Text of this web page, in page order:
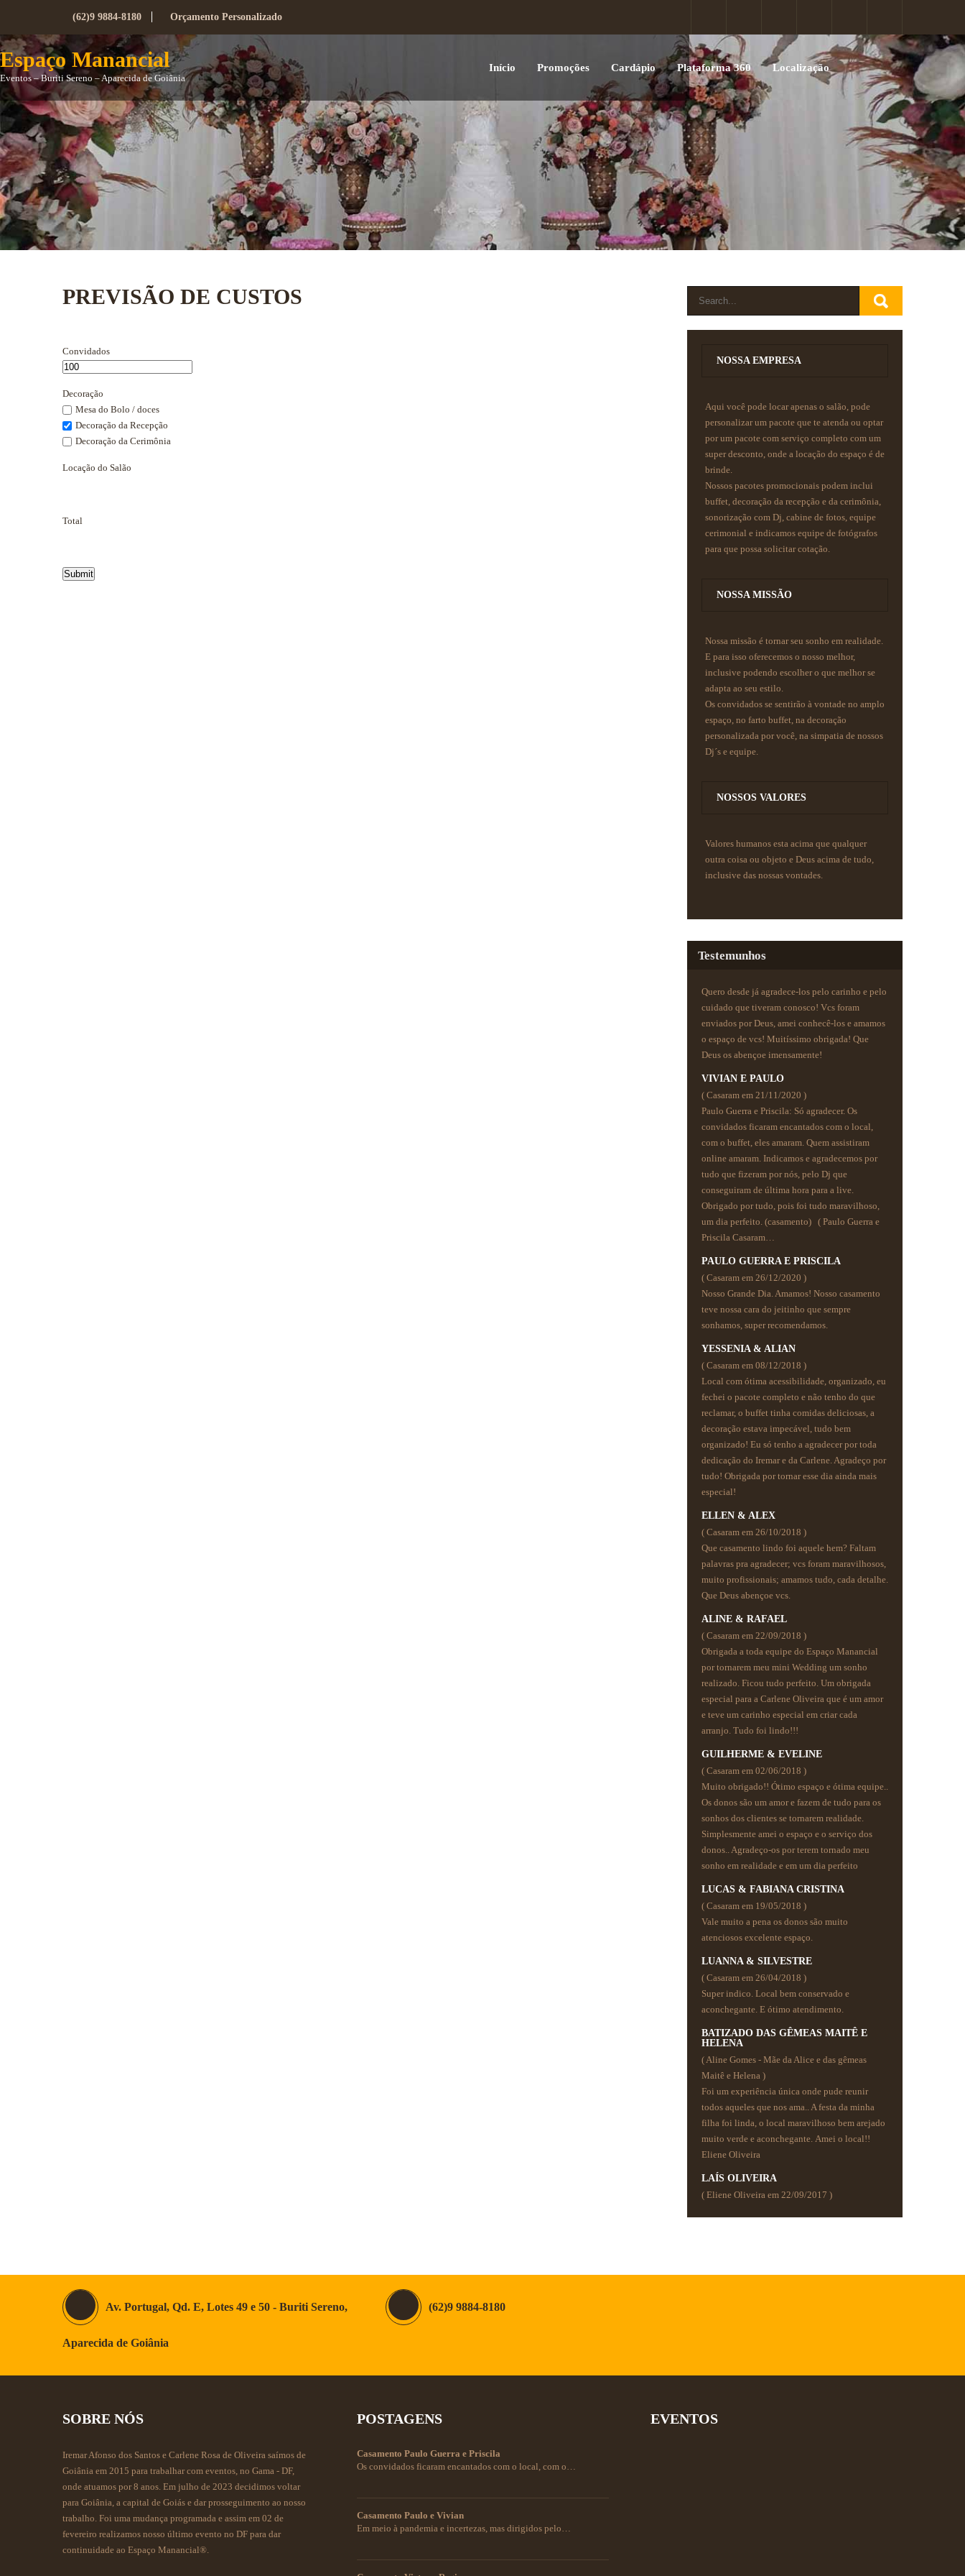
(62)9 9884-8180 Orçamento Personalizado
Espaço Manancial
Eventos – Buriti Sereno – Aparecida de Goiânia
Início Promoções Cardápio Plataforma 360 Localização
PREVISÃO DE CUSTOS
Convidados
Decoração
Mesa do Bolo / doces
Decoração da Recepção
Decoração da Cerimônia
Locação do Salão
Total
NOSSA EMPRESA
Aqui você pode locar apenas o salão, pode
personalizar um pacote que te atenda ou optar
por um pacote com serviço completo com um
super desconto, onde a locação do espaço é de
brinde.
Nossos pacotes promocionais podem inclui
buffet, decoração da recepção e da cerimônia,
sonorização com Dj, cabine de fotos, equipe
cerimonial e indicamos equipe de fotógrafos
para que possa solicitar cotação.
NOSSA MISSÃO
Nossa missão é tornar seu sonho em realidade.
E para isso oferecemos o nosso melhor,
inclusive podendo escolher o que melhor se
adapta ao seu estilo.
Os convidados se sentirão à vontade no amplo
espaço, no farto buffet, na decoração
personalizada por você, na simpatia de nossos
Dj´s e equipe.
NOSSOS VALORES
Valores humanos esta acima que qualquer
outra coisa ou objeto e Deus acima de tudo,
inclusive das nossas vontades.
Testemunhos
Quero desde já agradece-los pelo carinho e pelo
cuidado que tiveram conosco! Vcs foram
enviados por Deus, amei conhecê-los e amamos
o espaço de vcs! Muitíssimo obrigada! Que
Deus os abençoe imensamente!
VIVIAN E PAULO
( Casaram em 21/11/2020 )
Paulo Guerra e Priscila: Só agradecer. Os
convidados ficaram encantados com o local,
com o buffet, eles amaram. Quem assistiram
online amaram. Indicamos e agradecemos por
tudo que fizeram por nós, pelo Dj que
conseguiram de última hora para a live.
Obrigado por tudo, pois foi tudo maravilhoso,
um dia perfeito. (casamento) ( Paulo Guerra e
Priscila Casaram…
PAULO GUERRA E PRISCILA
( Casaram em 26/12/2020 )
Nosso Grande Dia. Amamos! Nosso casamento
teve nossa cara do jeitinho que sempre
sonhamos, super recomendamos.
YESSENIA & ALIAN
( Casaram em 08/12/2018 )
Local com ótima acessibilidade, organizado, eu
fechei o pacote completo e não tenho do que
reclamar, o buffet tinha comidas deliciosas, a
decoração estava impecável, tudo bem
organizado! Eu só tenho a agradecer por toda
dedicação do Iremar e da Carlene. Agradeço por
tudo! Obrigada por tornar esse dia ainda mais
especial!
ELLEN & ALEX
( Casaram em 26/10/2018 )
Que casamento lindo foi aquele hem? Faltam
palavras pra agradecer; vcs foram maravilhosos,
muito profissionais; amamos tudo, cada detalhe.
Que Deus abençoe vcs.
ALINE & RAFAEL
( Casaram em 22/09/2018 )
Obrigada a toda equipe do Espaço Manancial
por tornarem meu mini Wedding um sonho
realizado. Ficou tudo perfeito. Um obrigada
especial para a Carlene Oliveira que é um amor
e teve um carinho especial em criar cada
arranjo. Tudo foi lindo!!!
GUILHERME & EVELINE
( Casaram em 02/06/2018 )
Muito obrigado!! Ótimo espaço e ótima equipe..
Os donos são um amor e fazem de tudo para os
sonhos dos clientes se tornarem realidade.
Simplesmente amei o espaço e o serviço dos
donos.. Agradeço-os por terem tornado meu
sonho em realidade e em um dia perfeito
LUCAS & FABIANA CRISTINA
( Casaram em 19/05/2018 )
Vale muito a pena os donos são muito
atenciosos excelente espaço.
LUANNA & SILVESTRE
( Casaram em 26/04/2018 )
Super indico. Local bem conservado e
aconchegante. E ótimo atendimento.
BATIZADO DAS GÊMEAS MAITÊ E
HELENA
( Aline Gomes - Mãe da Alice e das gêmeas
Maitê e Helena )
Foi um experiência única onde pude reunir
todos aqueles que nos ama.. A festa da minha
filha foi linda, o local maravilhoso bem arejado
muito verde e aconchegante. Amei o local!!
Eliene Oliveira
LAÍS OLIVEIRA
( Eliene Oliveira em 22/09/2017 )
Av. Portugal, Qd. E, Lotes 49 e 50 - Buriti Sereno,
Aparecida de Goiânia
(62)9 9884-8180
SOBRE NÓS
Iremar Afonso dos Santos e Carlene Rosa de Oliveira saímos de
Goiânia em 2015 para trabalhar com eventos, no Gama - DF,
onde atuamos por 8 anos. Em julho de 2023 decidimos voltar
para Goiânia, a capital de Goiás e dar prosseguimento ao nosso
trabalho. Foi uma mudança programada e assim em 02 de
fevereiro realizamos nosso último evento no DF para dar
continuidade ao Espaço Manancial®.
POSTAGENS
Casamento Paulo Guerra e Priscila
Os convidados ficaram encantados com o local, com o…
Casamento Paulo e Vivian
Em meio à pandemia e incertezas, mas dirigidos pelo…
EVENTOS